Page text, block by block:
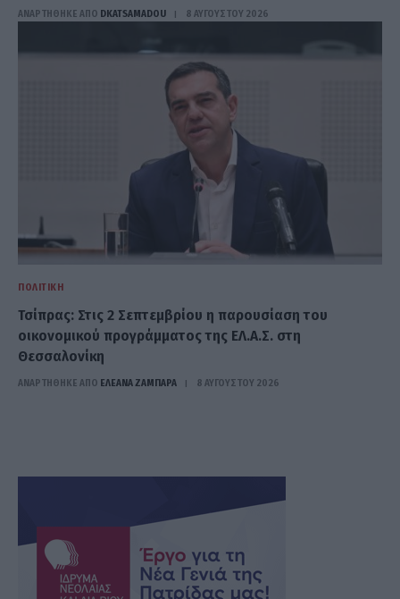
ΑΝΑΡΤΗΘΗΚΕ ΑΠΟ DKATSAMADOU 8 ΑΥΓΟΎΣΤΟΥ 2026
ΠΟΛΙΤΙΚΉ
Τσίπρας: Στις 2 Σεπτεμβρίου η παρουσίαση του
οικονομικού προγράμματος της ΕΛ.Α.Σ. στη
Θεσσαλονίκη
ΑΝΑΡΤΗΘΗΚΕ ΑΠΟ ΕΛΕΑΝΑ ΖΑΜΠΑΡΑ 8 ΑΥΓΟΎΣΤΟΥ 2026